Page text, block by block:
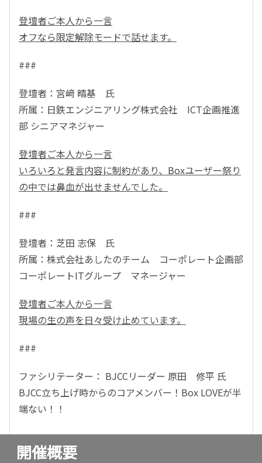
登壇者ご本人から一言
オフなら限定解除モードで話せます。
###
登壇者：宮﨑 晴基 氏
所属：日鉄エンジニアリング株式会社 ICT企画推進
部 シニアマネジャー
登壇者ご本人から一言
いろいろと発言内容に制約があり、Boxユーザー祭り
の中では鼻血が出せませんでした。
###
登壇者：芝田 志保 氏
所属：株式会社あしたのチーム コーポレート企画部
コーポレートITグループ マネージャー
登壇者ご本人から一言
現場の生の声を日々受け止めています。
###
ファシリテーター： BJCCリーダー 原田 修平 氏
BJCC立ち上げ時からのコアメンバー！Box LOVEが半
端ない！！
開催概要